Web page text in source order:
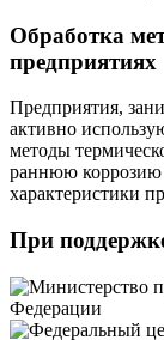
Обработка
предприятиях
Предприятия,
активно
методы
раннюю коррозию
характеристики
При